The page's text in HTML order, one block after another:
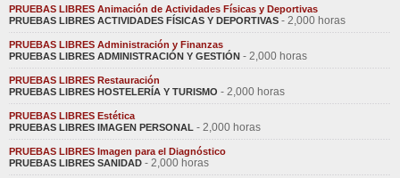
PRUEBAS LIBRES Animación de Actividades Físicas y Deportivas
PRUEBAS LIBRES ACTIVIDADES FÍSICAS Y DEPORTIVAS - 2,000 horas
PRUEBAS LIBRES Administración y Finanzas
PRUEBAS LIBRES ADMINISTRACIÓN Y GESTIÓN - 2,000 horas
PRUEBAS LIBRES Restauración
PRUEBAS LIBRES HOSTELERÍA Y TURISMO - 2,000 horas
PRUEBAS LIBRES Estética
PRUEBAS LIBRES IMAGEN PERSONAL - 2,000 horas
PRUEBAS LIBRES Imagen para el Diagnóstico
PRUEBAS LIBRES SANIDAD - 2,000 horas